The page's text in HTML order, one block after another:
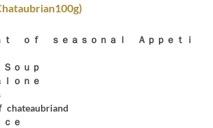
ｔ ｏｆ ｓｅａｓｏｎａｌ Ａｐｐｅｔｉ
ｏｕｐ
ｏｎｅ
chateaubriand
ｅ